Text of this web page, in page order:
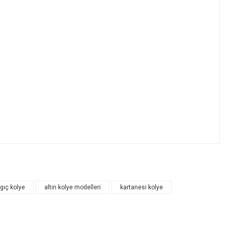
kolye altın kolye modelleri kartanesi kolye